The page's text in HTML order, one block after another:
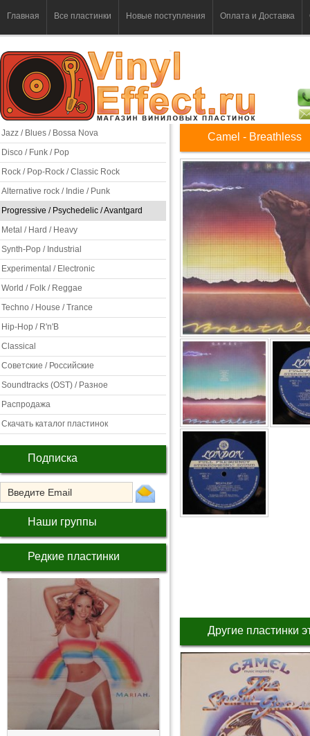
Главная Все пластинки Новые поступления Оплата и Доставка
Jazz / Blues / Bossa Nova
Disco / Funk / Pop
Rock / Pop-Rock / Classic Rock
Alternative rock / Indie / Punk
Progressive / Psychedelic / Avantgard
Metal / Hard / Heavy
Synth-Pop / Industrial
Experimental / Electronic
World / Folk / Reggae
Techno / House / Trance
Hip-Hop / R'n'B
Classical
Советские / Российские
Soundtracks (OST) / Разное
Распродажа
Скачать каталог пластинок
Подписка
Наши группы
Редкие пластинки
Camel - Breathless
Другие пластинки